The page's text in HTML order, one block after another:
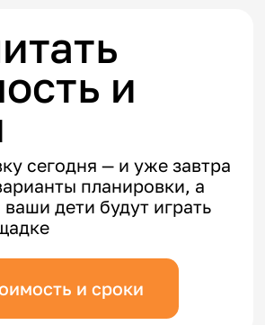
и
сегодня — и уже завтра
планировки, а
дети будут играть
и сроки